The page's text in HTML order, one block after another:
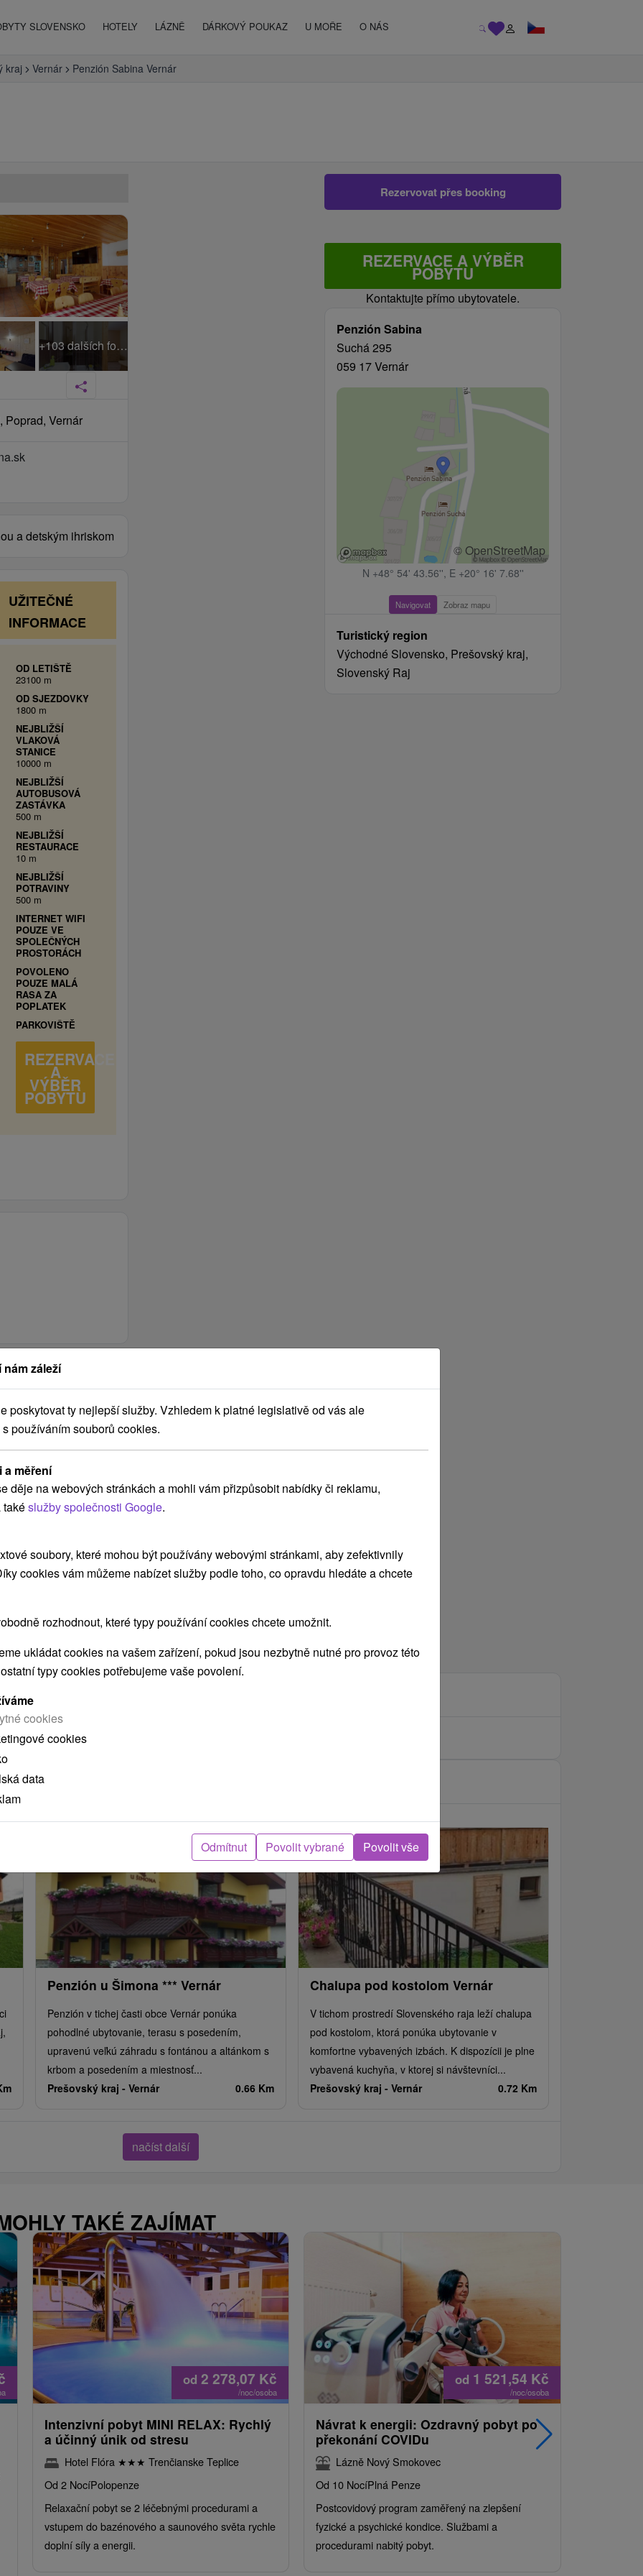
SLOVENSKO HOTELY LÁZNĚ DÁRKOVÝ POUKAZ U MOŘE O NÁS
kraj Vernár Penzión Sabina Vernár
Rezervovat přes booking
REZERVACE A VÝBĚR
POBYTU
Kontaktujte přímo ubytovatele.
Penzión Sabina
Suchá 295
059 17 Vernár
© OpenStreetMap
N +48° 54' 43.56'', E +20° 16' 7.68''
Navigovat Zobraz mapu
Turistický region
Východné Slovensko, Prešovský kraj,
Slovenský Raj
+103 dalších fotek
Poprad, Vernár
a detským ihriskom
UŽITEČNÉ
INFORMACE
OD LETIŠTĚ
23100 m
OD SJEZDOVKY
1800 m
NEJBLIŽŠÍ
VLAKOVÁ
STANICE
10000 m
NEJBLIŽŠÍ
AUTOBUSOVÁ
ZASTÁVKA
500 m
NEJBLIŽŠÍ
RESTAURACE
10 m
NEJBLIŽŠÍ
POTRAVINY
500 m
INTERNET WIFI
POUZE VE
SPOLEČNÝCH
PROSTORÁCH
POVOLENO
POUZE MALÁ
RASA ZA
POPLATEK
PARKOVIŠTĚ
REZERVACE
A
VÝBĚR
POBYTU
POKRAČOVAT
skutečná délka cesty může být jiná.
v blízkosti?
Penzión u Šimona *** Vernár
Penzión v tichej časti obce Vernár ponúka
pohodlné ubytovanie, terasu s posedením,
upravenú veľkú záhradu s fontánou a altánkom s
krbom a posedením a miestnosť...
Prešovský kraj - Vernár 0.66 Km
Chalupa pod kostolom Vernár
V tichom prostredí Slovenského raja leží chalupa
pod kostolom, ktorá ponúka ubytovanie v
komfortne vybavených izbách. K dispozícii je plne
vybavená kuchyňa, v ktorej si návštevníci...
Prešovský kraj - Vernár 0.72 Km
načíst další
TAKÉ ZAJÍMAT
od 2 278,07 Kč
/noc/osoba
Intenzivní pobyt MINI RELAX: Rychlý
a účinný únik od stresu
Hotel Flóra ★★★ Trenčianske Teplice
Od 2 NocíPolopenze
Relaxační pobyt se 2 léčebnými procedurami a
vstupem do bazénového a saunového světa rychle
doplní síly a energii.
od 1 521,54 Kč
/noc/osoba
Návrat k energii: Ozdravný pobyt po
překonání COVIDu
Lázně Nový Smokovec
Od 10 NocíPlná Penze
Postcovidový program zaměřený na zlepšení
fyzické a psychické kondice. Službami a
procedurami nabitý pobyt.
záleží
poskytovat ty nejlepší služby. Vzhledem k platné legislativě od vás ale
používáním souborů cookies.
a měření
děje na webových stránkách a mohli vám přizpůsobit nabídky či reklamu,
takéslužby společnosti Google.
soubory, které mohou být používány webovými stránkami, aby zefektivnily
cookies vám můžeme nabízet služby podle toho, co opravdu hledáte a chcete
rozhodnout, které typy používání cookies chcete umožnit.
ukládat cookies na vašem zařízení, pokud jsou nezbytně nutné pro provoz této
typy cookies potřebujeme vaše povolení.
cookies
cookies
data
Odmítnut Povolit vybrané Povolit vše